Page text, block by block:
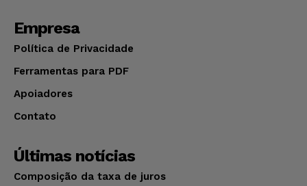
Empresa
Política de Privacidade
Ferramentas para PDF
Apoiadores
Contato
Últimas notícias
Composição da taxa de juros